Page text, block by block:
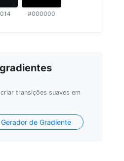
#000000
transições suaves em
de Gradiente